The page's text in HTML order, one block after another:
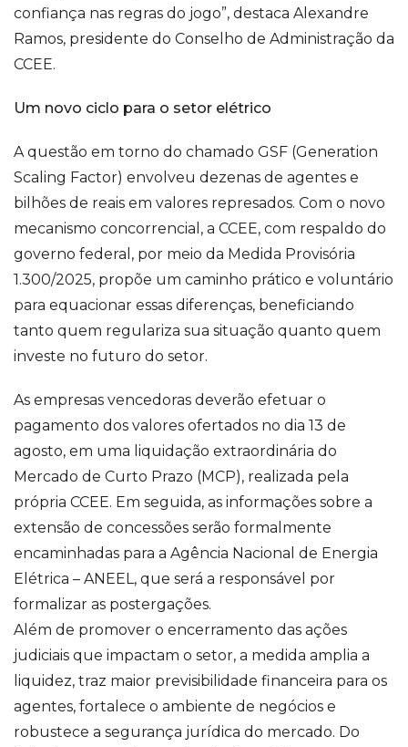
confiança nas regras do jogo”, destaca Alexandre
Ramos, presidente do Conselho de Administração da
CCEE.
Um novo ciclo para o setor elétrico
A questão em torno do chamado GSF (Generation
Scaling Factor) envolveu dezenas de agentes e
bilhões de reais em valores represados. Com o novo
mecanismo concorrencial, a CCEE, com respaldo do
governo federal, por meio da Medida Provisória
1.300/2025, propõe um caminho prático e voluntário
para equacionar essas diferenças, beneficiando
tanto quem regulariza sua situação quanto quem
investe no futuro do setor.
As empresas vencedoras deverão efetuar o
pagamento dos valores ofertados no dia 13 de
agosto, em uma liquidação extraordinária do
Mercado de Curto Prazo (MCP), realizada pela
própria CCEE. Em seguida, as informações sobre a
extensão de concessões serão formalmente
encaminhadas para a Agência Nacional de Energia
Elétrica – ANEEL, que será a responsável por
formalizar as postergações.
Além de promover o encerramento das ações
judiciais que impactam o setor, a medida amplia a
liquidez, traz maior previsibilidade financeira para os
agentes, fortalece o ambiente de negócios e
robustece a segurança jurídica do mercado. Do